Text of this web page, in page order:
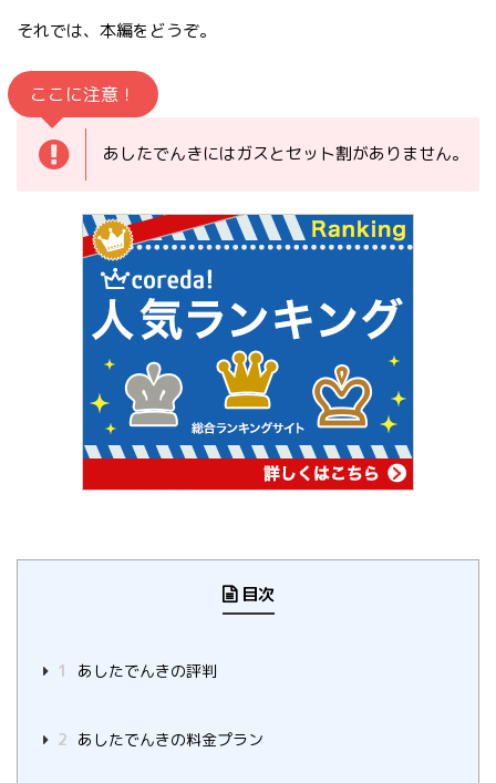
それでは、本編をどうぞ。
ここに注意！
あしたでんきにはガスとセット割がありません。
目次
1 あしたでんきの評判
2 あしたでんきの料金プラン